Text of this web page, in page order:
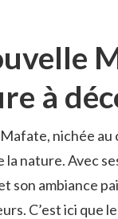
à
nichée
la nature. Avec
son ambiance
C’est ici que